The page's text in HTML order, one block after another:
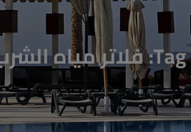
Tag: فلاتر مياه الشرب